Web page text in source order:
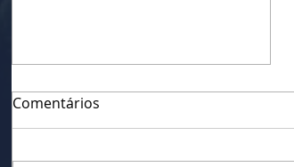
Comentários